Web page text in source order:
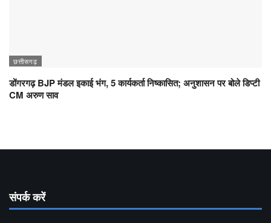
छत्तीसगढ़
डोंगरगढ़ BJP मंडल इकाई भंग, 5 कार्यकर्ता निष्कासित; अनुशासन पर बोले डिप्टी
CM अरुण साव
संपर्क करें